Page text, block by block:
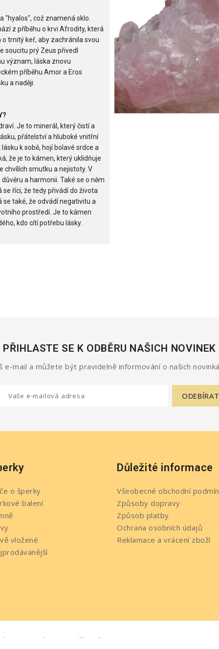
"hyalos", což znamená sklo.
z příběhu o krvi Afrodity, která
trnitý keř, aby zachránila svou
soucitu prý Zeus přivedl
význam, láska znovu
příběhu Amor a Eros
a naději.
Je to minerál, který čistí a
přátelství a hluboké vnitřní
k sobě, hojí bolavé srdce a
že je to kámen, který uklidňuje
chvílích smutku a nejistoty. V
a harmonii. Také se o něm
říci, že tedy přivádí do života
se také, že odvádí negativitu a
prostředí. Je to kámen
kdo cítí potřebu lásky.
PŘIHLASTE SE K ODBĚRU NAŠICH NOVINEK
e-mail a můžete být pravidelně informování o našich
o šperky
balení
vložené
Důležité informace
Všeobecné obchodní
Způsoby dopravy
Způsob platby
Ochrana osobních údajů
Reklamace a vrácení zboží
Web s ♥ vytvořil Web7.cz